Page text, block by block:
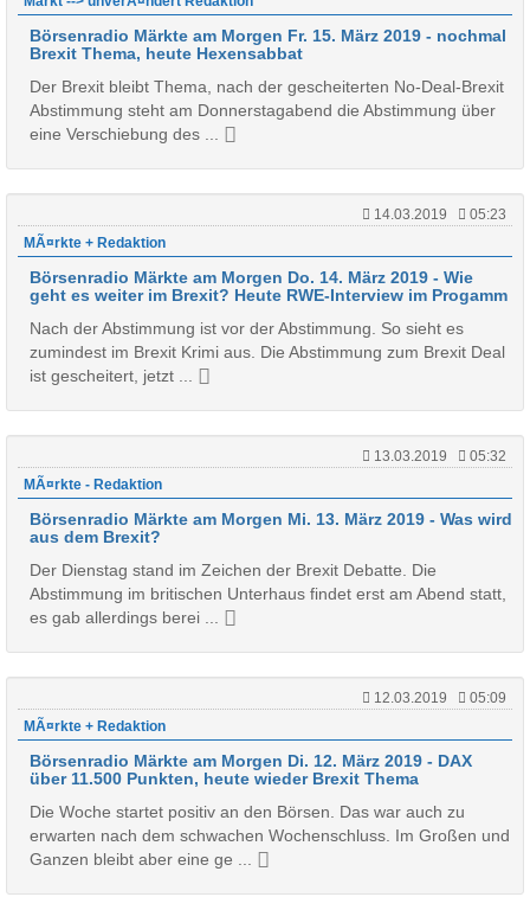
Börsenradio Märkte am Morgen Fr. 15. März 2019 - nochmal
Brexit Thema, heute Hexensabbat
Der Brexit bleibt Thema, nach der gescheiterten No-Deal-Brexit
Abstimmung steht am Donnerstagabend die Abstimmung über
eine Verschiebung des ...
14.03.2019
05:23
MÃ¤rkte + Redaktion
Börsenradio Märkte am Morgen Do. 14. März 2019 - Wie
geht es weiter im Brexit? Heute RWE-Interview im Progamm
Nach der Abstimmung ist vor der Abstimmung. So sieht es
zumindest im Brexit Krimi aus. Die Abstimmung zum Brexit Deal
ist gescheitert, jetzt ...
13.03.2019
05:32
MÃ¤rkte - Redaktion
Börsenradio Märkte am Morgen Mi. 13. März 2019 - Was wird
aus dem Brexit?
Der Dienstag stand im Zeichen der Brexit Debatte. Die
Abstimmung im britischen Unterhaus findet erst am Abend statt,
es gab allerdings berei ...
12.03.2019
05:09
MÃ¤rkte + Redaktion
Börsenradio Märkte am Morgen Di. 12. März 2019 - DAX
über 11.500 Punkten, heute wieder Brexit Thema
Die Woche startet positiv an den Börsen. Das war auch zu
erwarten nach dem schwachen Wochenschluss. Im Großen und
Ganzen bleibt aber eine ge ...